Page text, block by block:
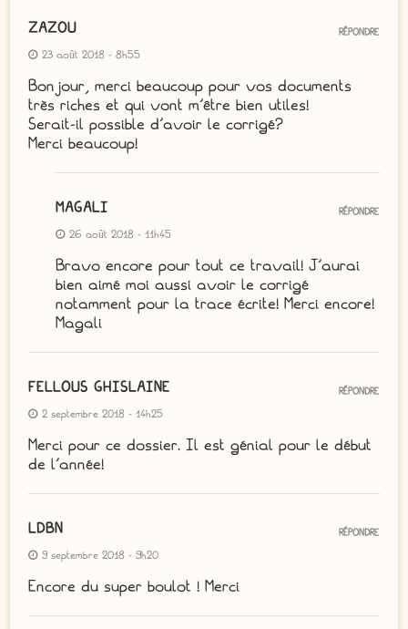
ZAZOU
23 août 2018 - 8h55
Bonjour, merci beaucoup pour vos documents
très riches et qui vont m’être bien utiles!
Serait-il possible d’avoir le corrigé?
Merci beaucoup!
RÉPONDRE
MAGALI
26 août 2018 - 11h45
Bravo encore pour tout ce travail! J’aurai
bien aimé moi aussi avoir le corrigé
notamment pour la trace écrite! Merci encore!
Magali
RÉPONDRE
FELLOUS GHISLAINE
2 septembre 2018 - 14h25
Merci pour ce dossier. Il est génial pour le début
de l’année!
RÉPONDRE
LDBN
9 septembre 2018 - 9h20
Encore du super boulot ! Merci
RÉPONDRE